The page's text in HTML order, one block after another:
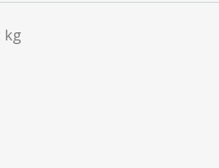
kg